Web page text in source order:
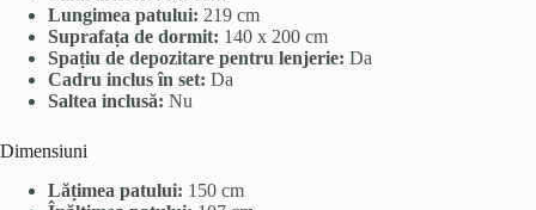
Lungimea patului: 219 cm
Suprafața de dormit: 140 x 200 cm
Spațiu de depozitare pentru lenjerie: Da
Cadru inclus în set: Da
Saltea inclusă: Nu
Dimensiuni
Lățimea patului: 150 cm